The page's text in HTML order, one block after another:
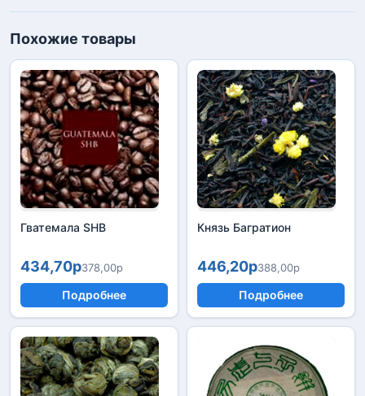
Похожие товары
Гватемала SHB
434,70р378,00р
Подробнее
Князь Багратион
446,20р388,00р
Подробнее